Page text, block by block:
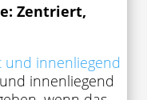
Zentriert,
innenliegend